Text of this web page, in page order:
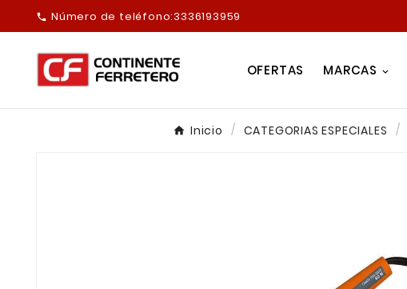
 Número de teléfono:3336193959
OFERTAS MARCAS
Inicio CATEGORIAS ESPECIALES